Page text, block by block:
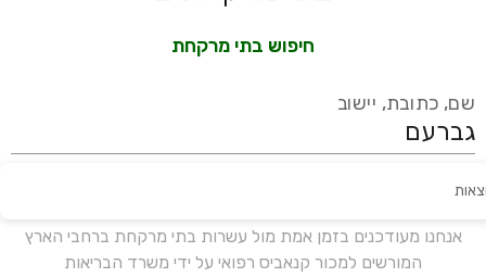
חיפוש בתי מרקחת
שם, כתובת, יישוב
אנחנו מעודכנים בזמן אמת מול עשרות בתי מרקחת ברחבי הארץ
המורשים למכור קנאביס רפואי על ידי משרד הבריאות